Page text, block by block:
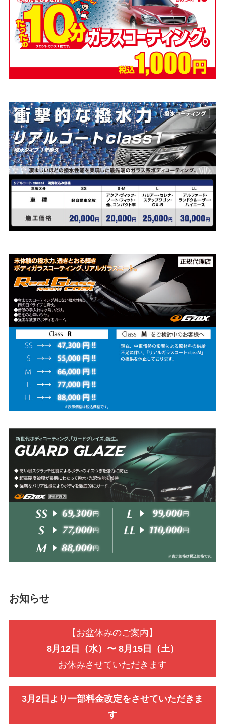
お知らせ
【お盆休みのご案内】
8月12日（水）〜 8月15日（土）
お休みさせていただきます
3月2日より一部料金改定をさせていただきま
す